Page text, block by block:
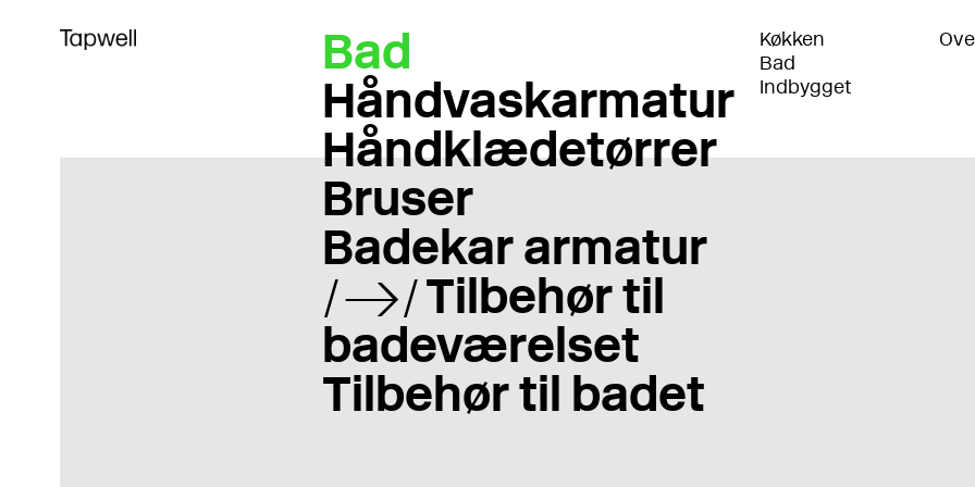
Bad
Håndvaskarmatur
Håndklædetørrer
Bruser
Badekar armatur
Tilbehør til
badeværelset
Tilbehør til badet
Køkken
Bad
Indbygget